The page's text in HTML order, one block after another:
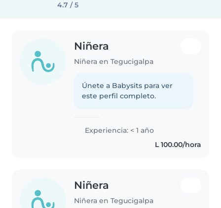
4.7 / 5
Niñera
Niñera en Tegucigalpa
Únete a Babysits para ver
este perfil completo.
Experiencia: < 1 año
L 100.00/hora
Niñera
Niñera en Tegucigalpa